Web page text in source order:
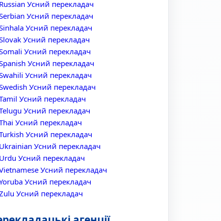
Усний перекладач
Усний перекладач
Усний перекладач
Усний перекладач
Усний перекладач
Усний перекладач
Усний перекладач
Усний перекладач
Усний перекладач
Усний перекладач
Усний перекладач
Усний перекладач
Усний перекладач
Усний перекладач
Усний перекладач
Усний перекладач
Усний перекладач